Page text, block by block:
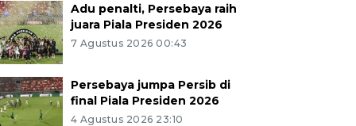
Adu penalti, Persebaya raih
juara Piala Presiden 2026
7 Agustus 2026 00:43
Persebaya jumpa Persib di
final Piala Presiden 2026
4 Agustus 2026 23:10